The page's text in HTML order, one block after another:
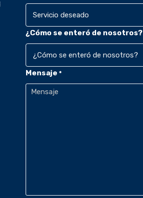
¿Cómo se enteró de nosotros?
Mensaje *